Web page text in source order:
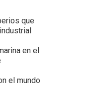
que
en el
el mundo